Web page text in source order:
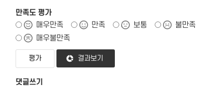
만족도 평가
매우만족
만족 보통
불만족
매우불만족
결과보기
댓글쓰기